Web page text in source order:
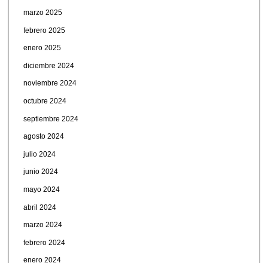
marzo 2025
febrero 2025
enero 2025
diciembre 2024
noviembre 2024
octubre 2024
septiembre 2024
agosto 2024
julio 2024
junio 2024
mayo 2024
abril 2024
marzo 2024
febrero 2024
enero 2024